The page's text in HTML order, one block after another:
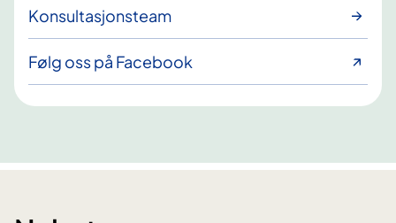
Konsultasjonsteam
Følg oss på Facebook